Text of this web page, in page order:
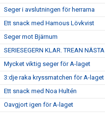
Seger i avslutningen för herrarna
Ett snack med Hamous Lövkvist
Seger mot Bjärnum
SERIESEGERN KLAR. TREAN NÄSTA
Mycket viktig seger för A-laget
3:dje raka kryssmatchen för A-laget
Ett snack med Noa Hultén
Oavgjort igen för A-laget